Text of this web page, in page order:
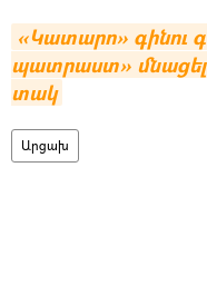
«Կատարո» գինու
պատրաստ» մնացել
տակ
Արցախ